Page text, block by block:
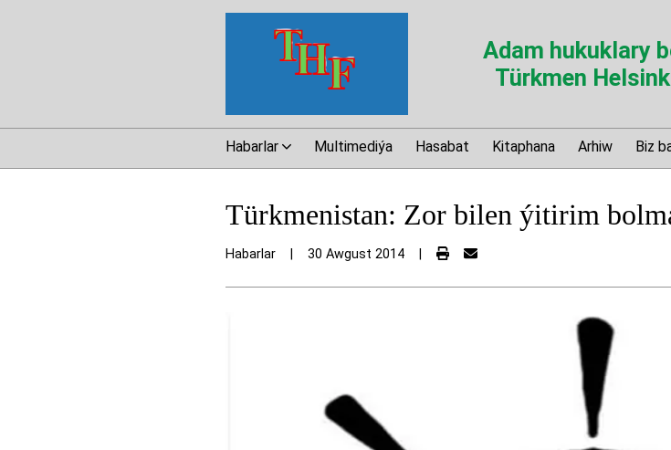
Adam hukuklary
Türkmen
Habarlar Multimediýa Hasabat Kitaphana Arhiw Biz
Türkmenistan: Zor bilen ýitirim
Habarlar 30 Awgust 2014